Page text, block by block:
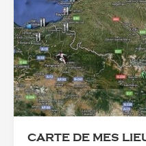
CARTE DE MES